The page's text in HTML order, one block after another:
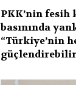
PKK’nin fesih
basınında
“Türkiye’nin